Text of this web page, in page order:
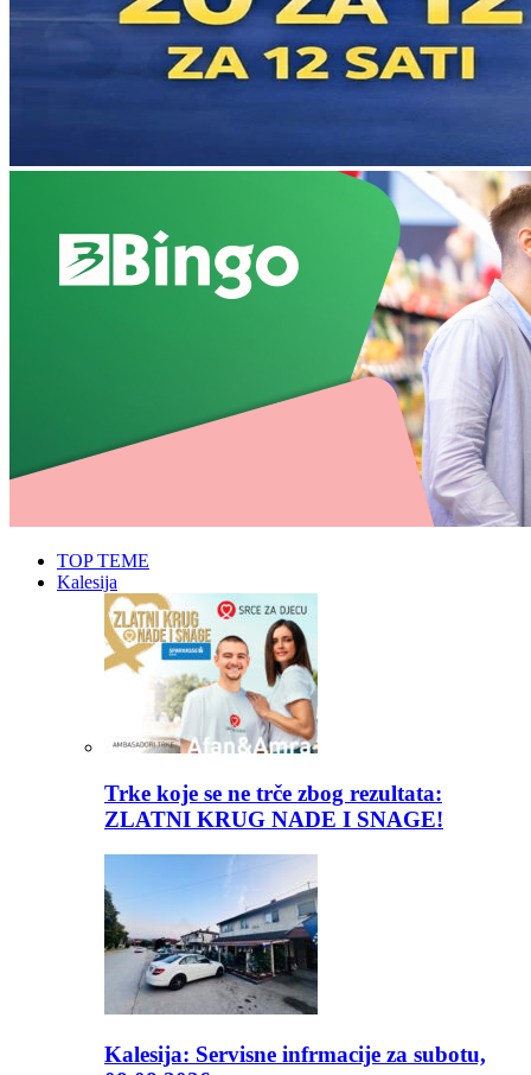
TOP TEME
Kalesija
Trke koje se ne trče zbog rezultata:
ZLATNI KRUG NADE I SNAGE!
Kalesija: Servisne infrmacije za subotu,